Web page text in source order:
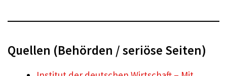
Quellen (Behörden / seriöse Seiten)